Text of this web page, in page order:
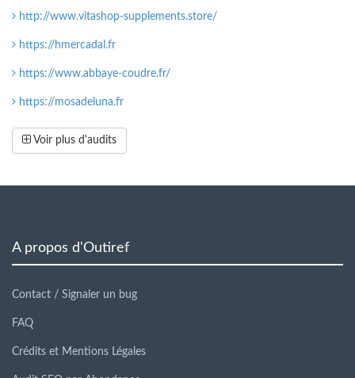
http://www.vitashop-supplements.store/
https://hmercadal.fr
https://www.abbaye-coudre.fr/
https://mosadeluna.fr
Voir plus d'audits
A propos d'Outiref
Contact / Signaler un bug
FAQ
Crédits et Mentions Légales